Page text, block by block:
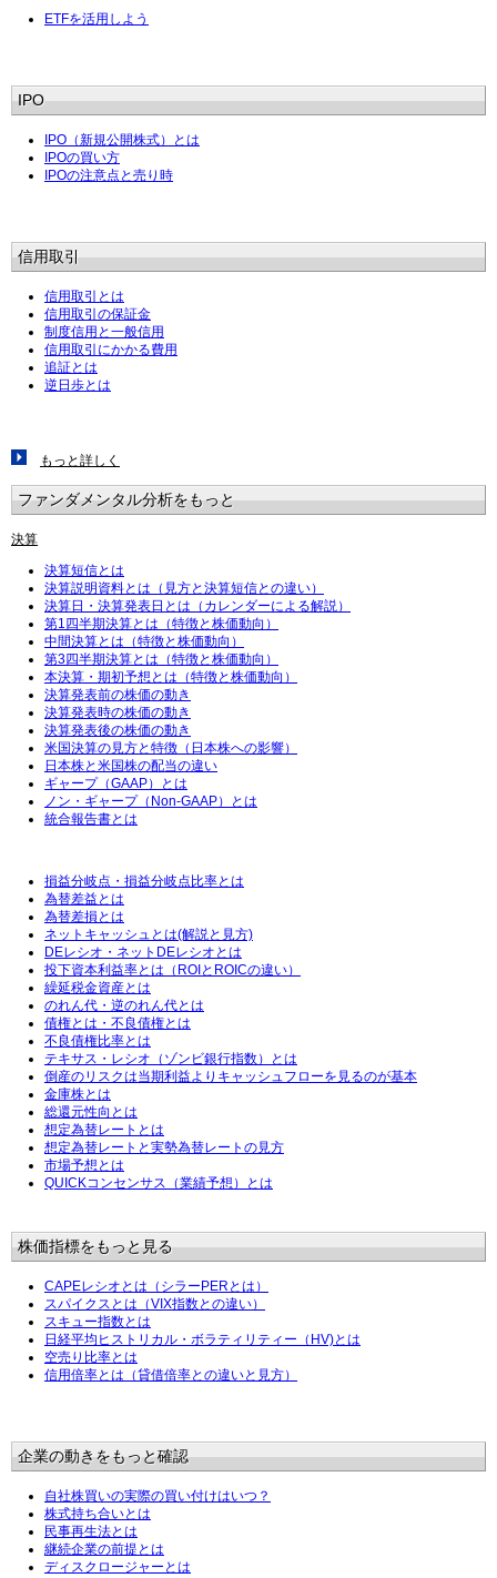
ETFを活用しよう
IPO
IPO（新規公開株式）とは
IPOの買い方
IPOの注意点と売り時
信用取引
信用取引とは
信用取引の保証金
制度信用と一般信用
信用取引にかかる費用
追証とは
逆日歩とは
もっと詳しく
ファンダメンタル分析をもっと
決算
決算短信とは
決算説明資料とは（見方と決算短信との違い）
決算日・決算発表日とは（カレンダーによる解説）
第1四半期決算とは（特徴と株価動向）
中間決算とは（特徴と株価動向）
第3四半期決算とは（特徴と株価動向）
本決算・期初予想とは（特徴と株価動向）
決算発表前の株価の動き
決算発表時の株価の動き
決算発表後の株価の動き
米国決算の見方と特徴（日本株への影響）
日本株と米国株の配当の違い
ギャープ（GAAP）とは
ノン・ギャープ（Non-GAAP）とは
統合報告書とは
損益分岐点・損益分岐点比率とは
為替差益とは
為替差損とは
ネットキャッシュとは(解説と見方)
DEレシオ・ネットDEレシオとは
投下資本利益率とは（ROIとROICの違い）
繰延税金資産とは
のれん代・逆のれん代とは
債権とは・不良債権とは
不良債権比率とは
テキサス・レシオ（ゾンビ銀行指数）とは
倒産のリスクは当期利益よりキャッシュフローを見るのが基本
金庫株とは
総還元性向とは
想定為替レートとは
想定為替レートと実勢為替レートの見方
市場予想とは
QUICKコンセンサス（業績予想）とは
株価指標をもっと見る
CAPEレシオとは（シラーPERとは）
スパイクスとは（VIX指数との違い）
スキュー指数とは
日経平均ヒストリカル・ボラティリティー（HV)とは
空売り比率とは
信用倍率とは（貸借倍率との違いと見方）
企業の動きをもっと確認
自社株買いの実際の買い付けはいつ？
株式持ち合いとは
民事再生法とは
継続企業の前提とは
ディスクロージャーとは